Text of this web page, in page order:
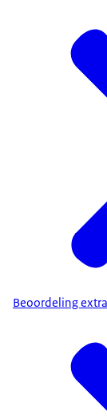
Beoordeling